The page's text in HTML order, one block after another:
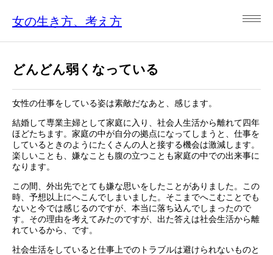
女の生き方、考え方
どんどん弱くなっている
女性の仕事をしている姿は素敵だなあと、感じます。
結婚して専業主婦として家庭に入り、社会人生活から離れて四年
ほどたちます。家庭の中が自分の拠点になってしまうと、仕事を
しているときのようにたくさんの人と接する機会は激減します。
楽しいことも、嫌なことも腹の立つことも家庭の中での出来事に
なります。
この間、外出先でとても嫌な思いをしたことがありました。この
時、予想以上にへこんでしまいました。そこまでへこむことでも
ないと今では感じるのですが、本当に落ち込んでしまったので
す。その理由を考えてみたのですが、出た答えは社会生活から離
れているから、です。
社会生活をしていると仕事上でのトラブルは避けられないものと